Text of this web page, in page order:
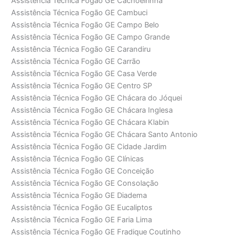
Assistência Técnica Fogão GE Cambuci
Assistência Técnica Fogão GE Campo Belo
Assistência Técnica Fogão GE Campo Grande
Assistência Técnica Fogão GE Carandiru
Assistência Técnica Fogão GE Carrão
Assistência Técnica Fogão GE Casa Verde
Assistência Técnica Fogão GE Centro SP
Assistência Técnica Fogão GE Chácara do Jóquei
Assistência Técnica Fogão GE Chácara Inglesa
Assistência Técnica Fogão GE Chácara Klabin
Assistência Técnica Fogão GE Chácara Santo Antonio
Assistência Técnica Fogão GE Cidade Jardim
Assistência Técnica Fogão GE Clínicas
Assistência Técnica Fogão GE Conceição
Assistência Técnica Fogão GE Consolação
Assistência Técnica Fogão GE Diadema
Assistência Técnica Fogão GE Eucaliptos
Assistência Técnica Fogão GE Faria Lima
Assistência Técnica Fogão GE Fradique Coutinho